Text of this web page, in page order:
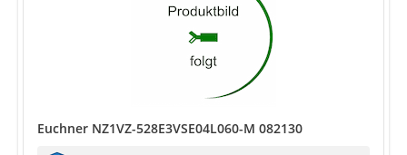
Euchner NZ1VZ-528E3VSE04L060-M 082130